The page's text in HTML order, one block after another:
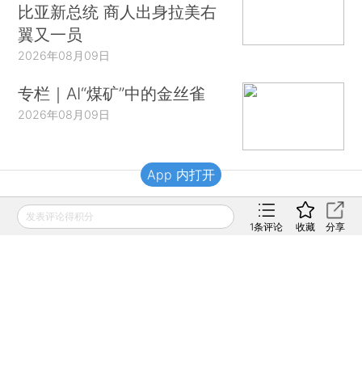
比亚新总统 商人出身拉美右
翼又一员
2026年08月09日
专栏｜AI“煤矿”中的金丝雀
2026年08月09日
财新移动
发表评论得积分
1条评论 收藏 分享
App 内打开